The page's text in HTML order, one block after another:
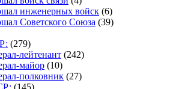
инженерных войск (6)
Советского Союза (39)
(279)
лейтенант (242)
майор (10)
полковник (27)
(145)